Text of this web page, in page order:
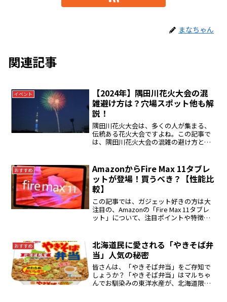
まなちゃん
関連記事
イベント
【2024年】隅田川花火大会の混
雑避け方は？穴場スポット他も解
説！
隅田川花火大会は、多くの人が集まる、
伝統ある花火大会ですよね。この記事で
は、隅田川花火大会の混雑の避け方と穴
いますので、一緒にチェックしていきま
しょう。2023年の隅田川...
おすすめ
AmazonからFire Max 11タブレ
ットが登場！買うべき？【性能比
較】
この記事では、ガジェット好きの方は大
注目の、Amazonの「Fire Max 11タブレ
ット」について、注目ポイントや特徴な
と、・Fire Max 11...
おすすめ
北海道民に愛される「やきそば弁
当」人気の秘密
皆さんは、「やきそば弁当」をご存知で
しょうか？「やきそば弁当」はマルちゃ
んでお馴染みの東洋水産が、北海道限定